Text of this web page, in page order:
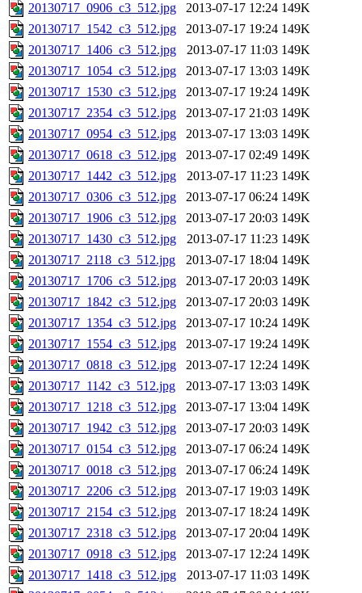
20130717_0906_c3_512.jpg
2013-07-17 12:24 149K
20130717_1542_c3_512.jpg
2013-07-17 19:24 149K
20130717_1406_c3_512.jpg
2013-07-17 11:03 149K
20130717_1054_c3_512.jpg
2013-07-17 13:03 149K
20130717_1530_c3_512.jpg
2013-07-17 19:24 149K
20130717_2354_c3_512.jpg
2013-07-17 21:03 149K
20130717_0954_c3_512.jpg
2013-07-17 13:03 149K
20130717_0618_c3_512.jpg
2013-07-17 02:49 149K
20130717_1442_c3_512.jpg
2013-07-17 11:23 149K
20130717_0306_c3_512.jpg
2013-07-17 06:24 149K
20130717_1906_c3_512.jpg
2013-07-17 20:03 149K
20130717_1430_c3_512.jpg
2013-07-17 11:23 149K
20130717_2118_c3_512.jpg
2013-07-17 18:04 149K
20130717_1706_c3_512.jpg
2013-07-17 20:03 149K
20130717_1842_c3_512.jpg
2013-07-17 20:03 149K
20130717_1354_c3_512.jpg
2013-07-17 10:24 149K
20130717_1554_c3_512.jpg
2013-07-17 19:24 149K
20130717_0818_c3_512.jpg
2013-07-17 12:24 149K
20130717_1142_c3_512.jpg
2013-07-17 13:03 149K
20130717_1218_c3_512.jpg
2013-07-17 13:04 149K
20130717_1942_c3_512.jpg
2013-07-17 20:03 149K
20130717_0154_c3_512.jpg
2013-07-17 06:24 149K
20130717_0018_c3_512.jpg
2013-07-17 06:24 149K
20130717_2206_c3_512.jpg
2013-07-17 19:03 149K
20130717_2154_c3_512.jpg
2013-07-17 18:24 149K
20130717_2318_c3_512.jpg
2013-07-17 20:04 149K
20130717_0918_c3_512.jpg
2013-07-17 12:24 149K
20130717_1418_c3_512.jpg
2013-07-17 11:03 149K